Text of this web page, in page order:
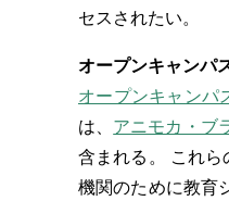
セスされたい。
オープンキャンパ
オープンキャンパ
は、 アニモカ・ブ
含まれる。 これ
機関のために教育